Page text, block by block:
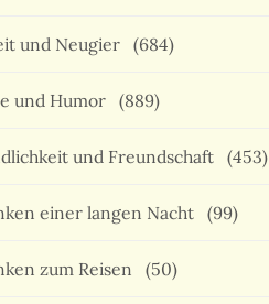
und Neugier (684)
und Humor (889)
und Freundschaft (453)
einer langen Nacht (99)
zum Reisen (50)